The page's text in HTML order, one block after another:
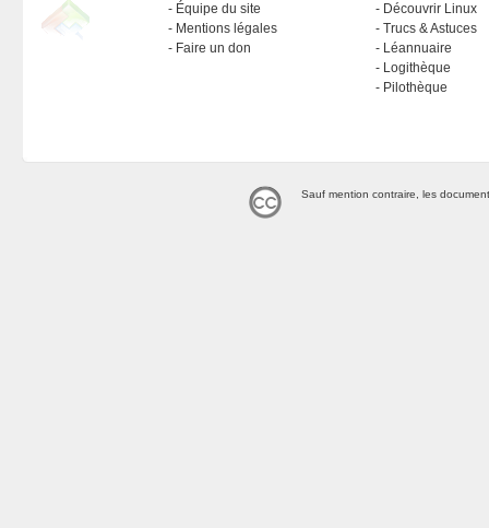
Équipe du site
Mentions légales
Faire un don
Découvrir Linux
Trucs & Astuces
Léannuaire
Logithèque
Pilothèque
Sauf mention contraire, les